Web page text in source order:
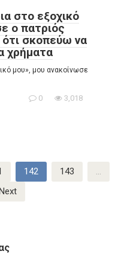
στο εξοχικό
ο πατριός
σκοπεύω να
χρήματα
μου», μου ανακοίνωσε
0 3,018
142 143